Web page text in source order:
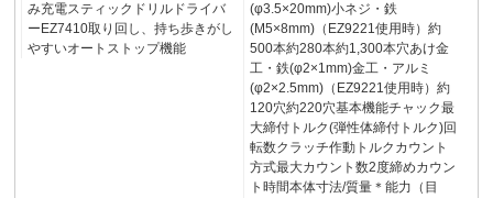
み充電スティックドリルドライバ
ーEZ7410取り回し、持ち歩きがし
やすいオートストップ機能
(φ3.5×20mm)小ネジ・鉄
(M5×8mm)（EZ9221使用時）約
500本約280本約1,300本穴あけ金
工・鉄(φ2×1mm)金工・アルミ
(φ2×2.5mm)（EZ9221使用時）約
120穴約220穴基本機能チャック最
大締付トルク(弾性体締付トルク)回
転数クラッチ作動トルクカウント
方式最大カウント数2度締めカウン
ト時間本体寸法/質量＊能力（目